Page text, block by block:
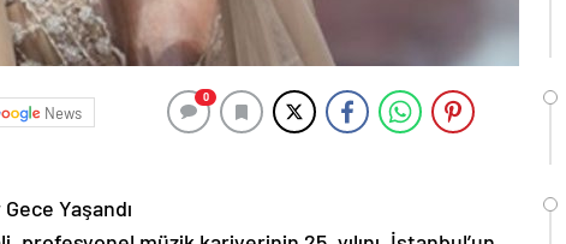
News
0
Yaşandı